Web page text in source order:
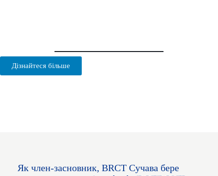
Дізнайтеся більше
Як член-засновник, BRCT Сучава бере